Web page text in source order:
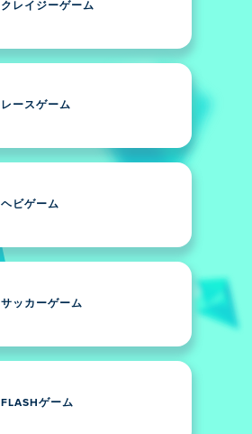
クレイジーゲーム
レースゲーム
ヘビゲーム
サッカーゲーム
FLASHゲーム